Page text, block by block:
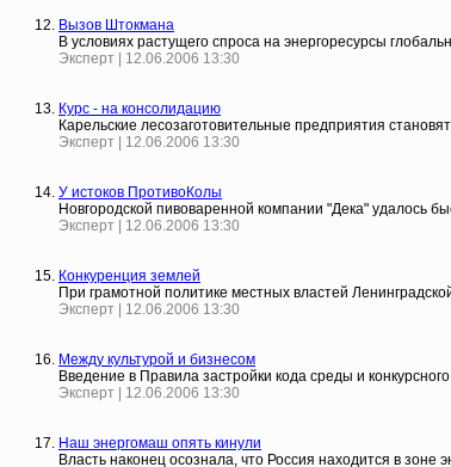
Вызов Штокмана
В условиях растущего спроса на энергоресурсы
Эксперт | 12.06.2006 13:30
Курс - на консолидацию
Карельские лесозаготовительные предприятия
Эксперт | 12.06.2006 13:30
У истоков ПротивоКолы
Новгородской пивоваренной компании "Дека" удалось
Эксперт | 12.06.2006 13:30
Конкуренция землей
При грамотной политике местных властей
Эксперт | 12.06.2006 13:30
Между культурой и бизнесом
Введение в Правила застройки кода среды и
Эксперт | 12.06.2006 13:30
Наш энергомаш опять кинули
Власть наконец осознала, что Россия находится в